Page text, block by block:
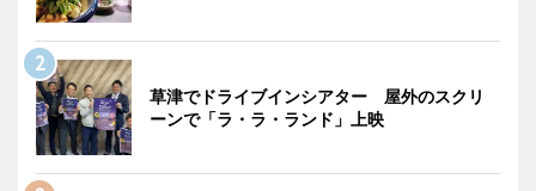
草津でドライブインシアター 屋外のスクリ
ーンで「ラ・ラ・ランド」上映